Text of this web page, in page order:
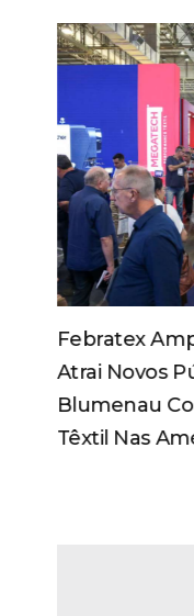
Febratex
Atrai Novos
Blumenau
Têxtil Nas